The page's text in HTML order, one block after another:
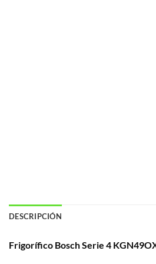
DESCRIPCIÓN
Frigorífico Bosch Serie 4